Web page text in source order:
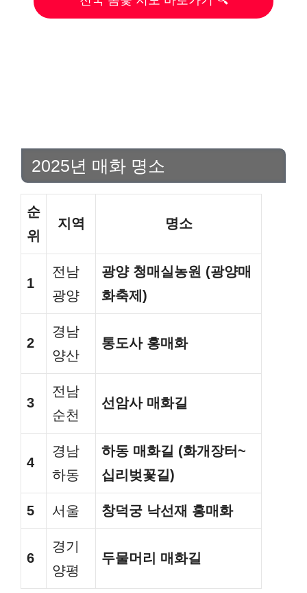
2025년 매화 명소
순
위
지역 명소
1
전남
광양
광양 청매실농원 (광양매
화축제)
2
경남
양산
통도사 홍매화
3
전남
순천
선암사 매화길
4
경남
하동
하동 매화길 (화개장터~
십리벚꽃길)
5 서울 창덕궁 낙선재 홍매화
6
경기
양평
두물머리 매화길